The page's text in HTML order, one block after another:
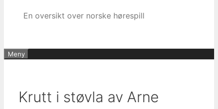
En oversikt over norske hørespill
Meny
Krutt i støvla av Arne